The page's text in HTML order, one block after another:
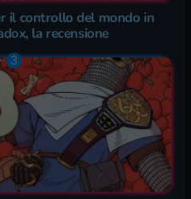
il controllo del mondo in
la recensione